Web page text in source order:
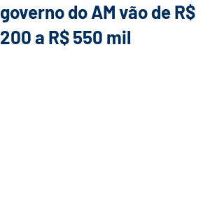
governo do AM vão de R$
200 a R$ 550 mil